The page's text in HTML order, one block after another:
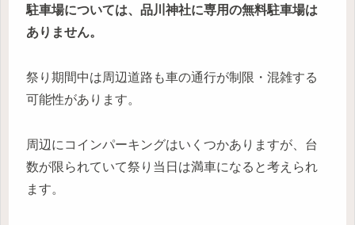
駐車場については、品川神社に専用の無料駐車場は
ありません。
祭り期間中は周辺道路も車の通行が制限・混雑する
可能性があります。
周辺にコインパーキングはいくつかありますが、台
数が限られていて祭り当日は満車になると考えられ
ます。